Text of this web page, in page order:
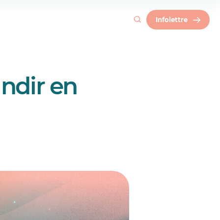
Infolettre
en